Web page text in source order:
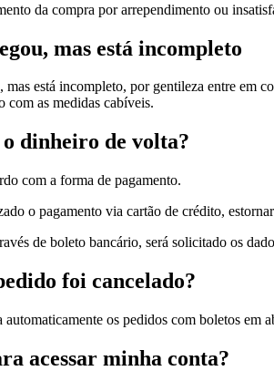
da compra por arrependimento ou
mas está incompleto
mas está incompleto, por gentileza entre em
com as medidas cabíveis.
dinheiro de volta?
com a forma de pagamento.
o pagamento via cartão de crédito,
de boleto bancário, será solicitado os
foi cancelado?
automaticamente os pedidos com boletos em
acessar minha conta?